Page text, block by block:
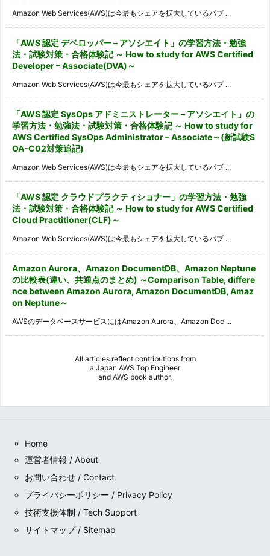
Amazon Web Services(AWS)は今最もシェアを拡大しているパブ ...
「AWS 認定 デベロッパー – アソシエイト」の学習方法・勉強
法・試験対策・合格体験記 ～ How to study for AWS Certified
Developer – Associate(DVA)～
Amazon Web Services(AWS)は今最もシェアを拡大しているパブ ...
「AWS 認定 SysOps アドミニストレーター – アソシエイト」の
学習方法・勉強法・試験対策・合格体験記 ～ How to study for
AWS Certified SysOps Administrator – Associate～(新試験S
OA-C02対策追記)
Amazon Web Services(AWS)は今最もシェアを拡大しているパブ ...
「AWS 認定 クラウドプラクティショナー」の学習方法・勉強
法・試験対策・合格体験記 ～ How to study for AWS Certified
Cloud Practitioner(CLF)～
Amazon Web Services(AWS)は今最もシェアを拡大しているパブ ...
Amazon Aurora、Amazon DocumentDB、Amazon Neptune
の比較表(違い、共通点のまとめ) ～Comparison Table, differe
nce between Amazon Aurora, Amazon DocumentDB, Amaz
on Neptune～
AWSのデータベースサービスにはAmazon Aurora、Amazon Doc ...
All articles reflect contributions from
a Japan AWS Top Engineer
and AWS book author.
Home
運営者情報 / About
お問い合わせ / Contact
プライバシーポリシー / Privacy Policy
技術支援体制 / Tech Support
サイトマップ / Sitemap